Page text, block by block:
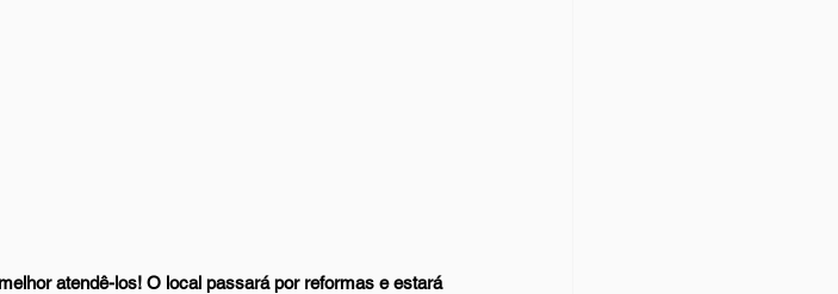
atendê-los! O local passará por reformas e estará